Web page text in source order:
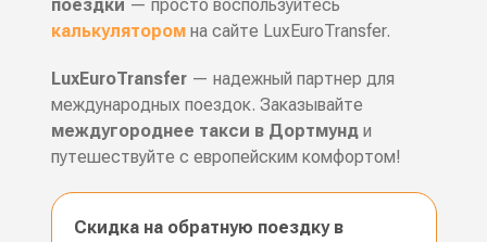
поездки — просто воспользуйтесь
калькуляторомна сайте LuxEuroTransfer.
LuxEuroTransfer— надежный партнер для
международных поездок. Заказывайте
междугороднее такси в Дортмунди
путешествуйте с европейским комфортом!
Скидка на обратную поездку в